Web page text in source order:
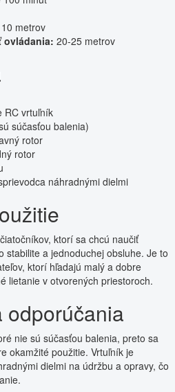
10 metrov
ovládania: 20-25 metrov
RC vrtuľník
súčasťou balenia)
rotor
rotor
náhradnými dielmi
ktorí sa chcú naučiť
stabilite a jednoduchej obsluhe. Je to
ktorí hľadajú malý a dobre
lietanie v otvorených priestoroch.
odporúčania
nie sú súčasťou balenia, preto sa
okamžité použitie. Vrtuľník je
dielmi na údržbu a opravy, čo